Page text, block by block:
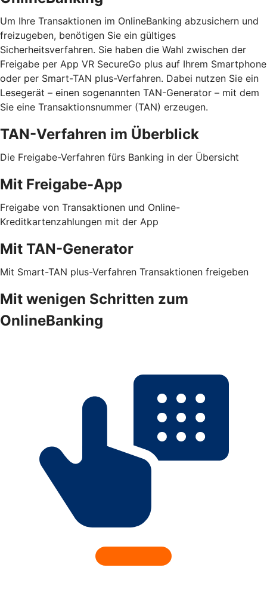
Um Ihre Transaktionen im OnlineBanking abzusichern und
freizugeben, benötigen Sie ein gültiges
Sicherheitsverfahren. Sie haben die Wahl zwischen der
Freigabe per App VR SecureGo plus auf Ihrem Smartphone
oder per Smart-TAN plus-Verfahren. Dabei nutzen Sie ein
Lesegerät – einen sogenannten TAN-Generator – mit dem
Sie eine Transaktionsnummer (TAN) erzeugen.
TAN-Verfahren im Überblick
Die Freigabe-Verfahren fürs Banking in der Übersicht
Mit Freigabe-App
Freigabe von Transaktionen und Online-
Kreditkartenzahlungen mit der App
Mit TAN-Generator
Mit Smart-TAN plus-Verfahren Transaktionen freigeben
Mit wenigen Schritten zum
OnlineBanking